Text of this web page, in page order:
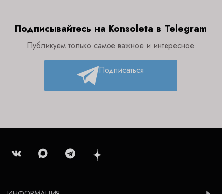
Подписывайтесь на Konsoleta в Telegram
Публикуем только самое важное и интересное
Подписаться